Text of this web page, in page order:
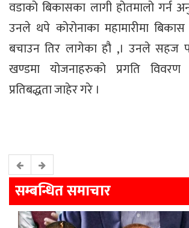
वडाको बिकासका लागी होतमालो गर्न
उनले थपे कोरोनाका महामारीमा
बचाउन तिर लागेका हौ ,। उनले सहज
खण्डमा योजनाहरुको प्रगति विवरण
प्रतिबद्धता जाहेर गरे ।
सम्बन्धित समाचार